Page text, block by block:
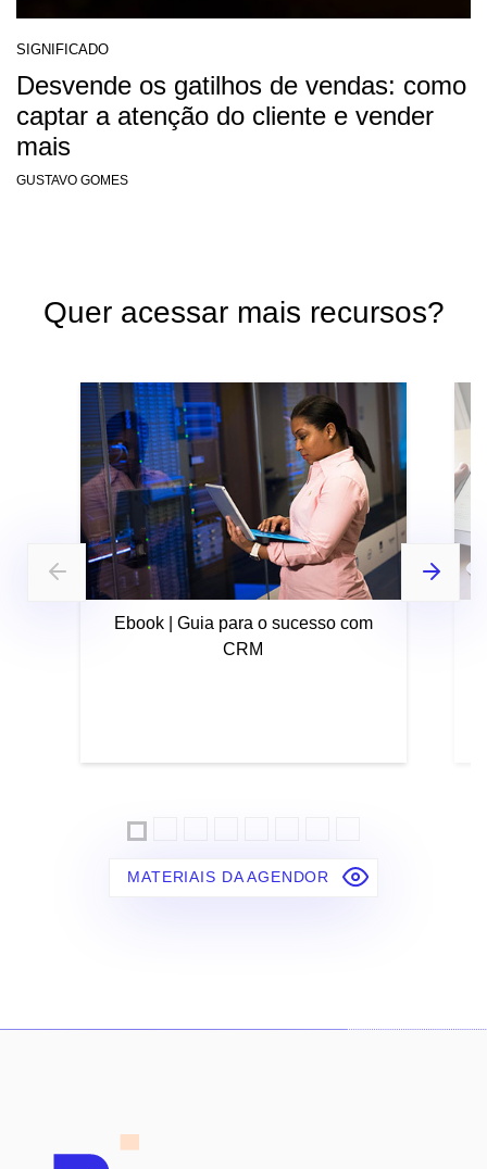
SIGNIFICADO
Desvende os gatilhos de vendas: como
captar a atenção do cliente e vender
mais
GUSTAVO GOMES
Quer acessar mais recursos?
Ebook | Guia para o sucesso com
CRM
MATERIAIS DA AGENDOR